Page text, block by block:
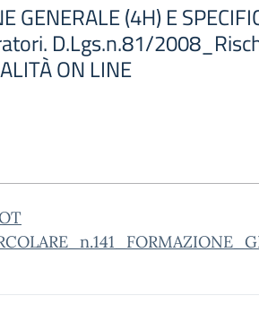
GENERALE (4H) E
D.Lgs.n.81/
ON LINE